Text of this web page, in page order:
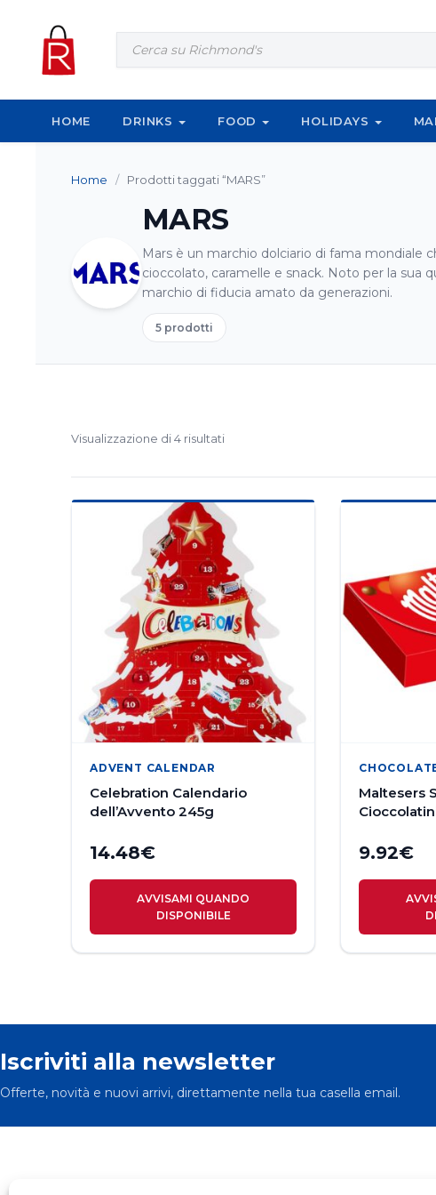
Products
search
HOME DRINKS FOOD HOLIDAYS
Home / Prodotti taggati “MARS”
MARS
Mars è un marchio dolciario di fama mondiale
cioccolato, caramelle e snack. Noto per la sua
marchio di fiducia amato da generazioni.
5 prodotti
Visualizzazione di 4 risultati
ADVENT CALENDAR
Celebration Calendario
dell’Avvento 245g
14.48€
AVVISAMI QUANDO
DISPONIBILE
Maltesers
9.92€
Iscriviti alla newsletter
Offerte, novità e nuovi arrivi, direttamente nella tua casella email.